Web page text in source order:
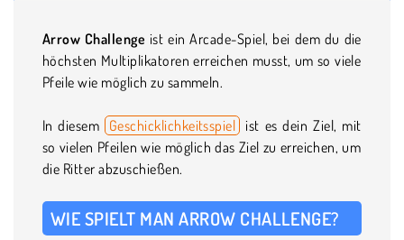
Arrow Challenge ist ein Arcade-Spiel, bei dem du die
höchsten Multiplikatoren erreichen musst, um so viele
Pfeile wie möglich zu sammeln.
In diesem Geschicklichkeitsspiel ist es dein Ziel, mit
so vielen Pfeilen wie möglich das Ziel zu erreichen, um
die Ritter abzuschießen.
WIE SPIELT MAN ARROW CHALLENGE?